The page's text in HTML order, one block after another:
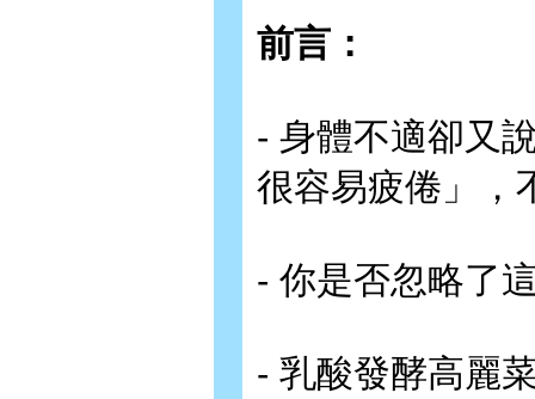
前言：
- 身體不適卻又
很容易疲倦」，
- 你是否忽略了
- 乳酸發酵高麗